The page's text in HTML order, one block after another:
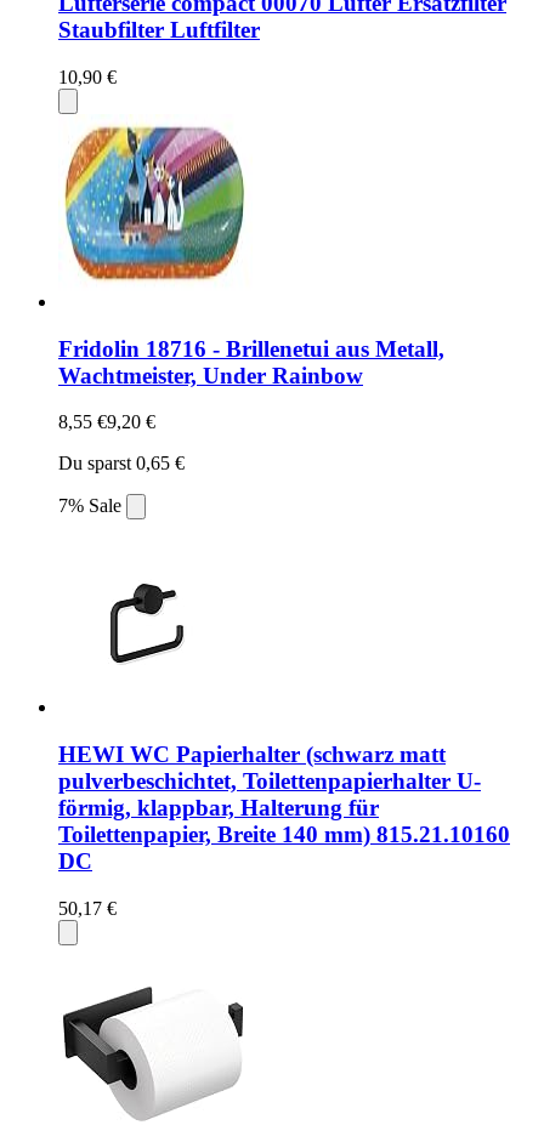
Staubfilter Luftfilter
10,90 €
Fridolin 18716 - Brillenetui aus Metall,
Wachtmeister, Under Rainbow
8,55 €9,20 €
Du sparst 0,65 €
7% Sale
HEWI WC Papierhalter (schwarz matt
pulverbeschichtet, Toilettenpapierhalter U-
förmig, klappbar, Halterung für
Toilettenpapier, Breite 140 mm) 815.21.10160
DC
50,17 €